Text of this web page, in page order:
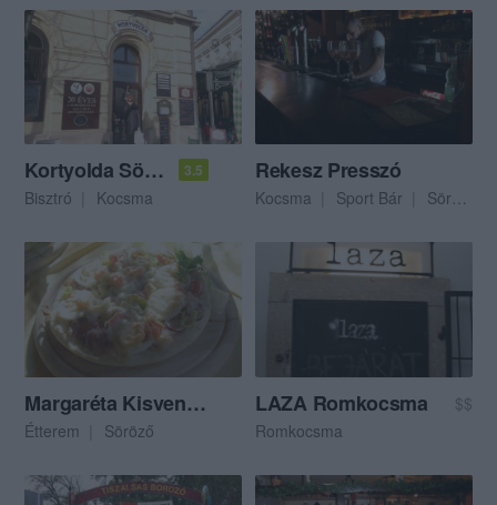
Kortyolda Söröző 3.5
Bisztró Kocsma
Rekesz Presszó
Kocsma Sport Bár Sörkert
Margaréta Kisvendéglő Söröző
Étterem Söröző
LAZA Romkocsma
$$
Romkocsma